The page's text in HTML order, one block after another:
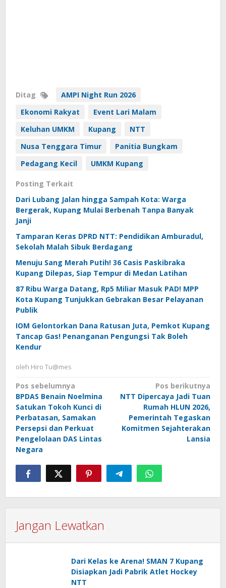
Ditag
AMPI Night Run 2026
Ekonomi Rakyat
Event Lari Malam
Keluhan UMKM
Kupang
NTT
Nusa Tenggara Timur
Panitia Bungkam
Pedagang Kecil
UMKM Kupang
Posting Terkait
Dari Lubang Jalan hingga Sampah Kota: Warga
Bergerak, Kupang Mulai Berbenah Tanpa Banyak
Janji
Tamparan Keras DPRD NTT: Pendidikan Amburadul,
Sekolah Malah Sibuk Berdagang
Menuju Sang Merah Putih! 36 Casis Paskibraka
Kupang Dilepas, Siap Tempur di Medan Latihan
87 Ribu Warga Datang, Rp5 Miliar Masuk PAD! MPP
Kota Kupang Tunjukkan Gebrakan Besar Pelayanan
Publik
IOM Gelontorkan Dana Ratusan Juta, Pemkot Kupang
Tancap Gas! Penanganan Pengungsi Tak Boleh
Kendur
oleh Hiro Tu@mes
Navigasi
pos
Pos sebelumnya
BPDAS Benain Noelmina
Satukan Tokoh Kunci di
Perbatasan, Samakan
Persepsi dan Perkuat
Pengelolaan DAS Lintas
Negara
Pos berikutnya
NTT Dipercaya Jadi Tuan
Rumah HLUN 2026,
Pemerintah Tegaskan
Komitmen Sejahterakan
Lansia
Jangan Lewatkan
Dari Kelas ke Arena! SMAN 7 Kupang
Disiapkan Jadi Pabrik Atlet Hockey
NTT